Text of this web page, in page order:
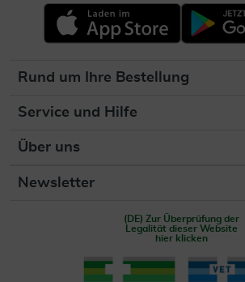
Rund um Ihre Bestellung
Service und Hilfe
Über uns
Newsletter
(DE) Zur Überprüfung der
Legalität dieser Website
hier klicken